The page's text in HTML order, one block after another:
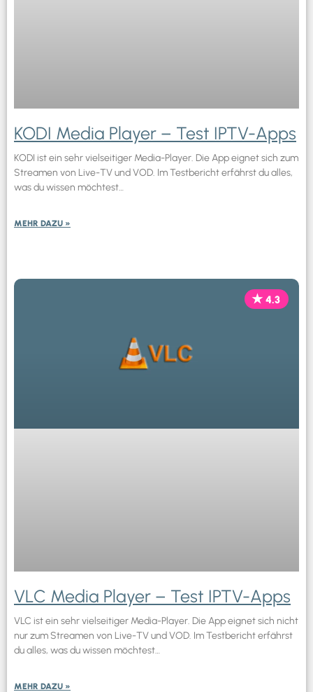
KODI Media Player – Test IPTV-Apps
KODI ist ein sehr vielseitiger Media-Player. Die App eignet sich zum
Streamen von Live-TV und VOD. Im Testbericht erfährst du alles,
was du wissen möchtest…
MEHR DAZU »
4.3
VLC Media Player – Test IPTV-Apps
VLC ist ein sehr vielseitiger Media-Player. Die App eignet sich nicht
nur zum Streamen von Live-TV und VOD. Im Testbericht erfährst
du alles, was du wissen möchtest…
MEHR DAZU »